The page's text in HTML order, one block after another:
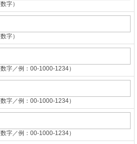
字）
字）
数字／例：00-1000-1234）
数字／例：00-1000-1234）
数字／例：00-1000-1234）